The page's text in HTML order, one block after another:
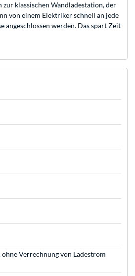
klassischen Wandladestation, der
von einem Elektriker schnell an jede
angeschlossen werden. Das spart Zeit
Verrechnung von Ladestrom